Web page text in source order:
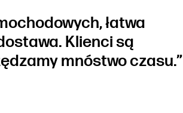
łatwa
Klienci są
mnóstwo czasu.”